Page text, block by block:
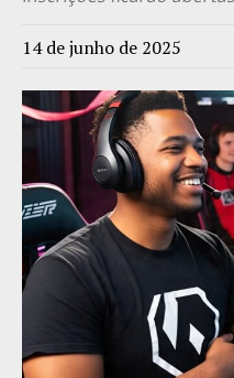
14 de junho de 2025